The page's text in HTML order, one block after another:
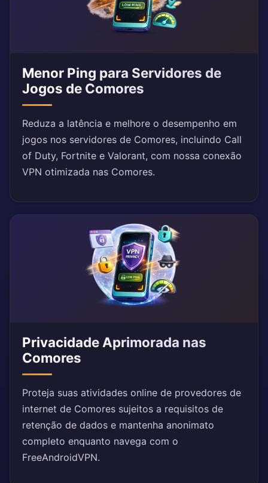
Menor Ping para Servidores de
Jogos de Comores
Reduza a latência e melhore o desempenho em
jogos nos servidores de Comores, incluindo Call
of Duty, Fortnite e Valorant, com nossa conexão
VPN otimizada nas Comores.
Privacidade Aprimorada nas
Comores
Proteja suas atividades online de provedores de
internet de Comores sujeitos a requisitos de
retenção de dados e mantenha anonimato
completo enquanto navega com o
FreeAndroidVPN.